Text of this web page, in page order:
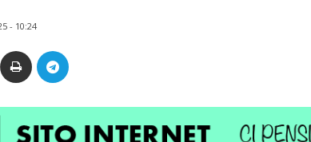
- 10:24